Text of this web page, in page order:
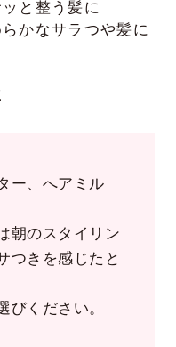
と整う髪に
かなサラつや髪に
ー、へアミル
朝のスタイリン
つきを感じたと
びください。